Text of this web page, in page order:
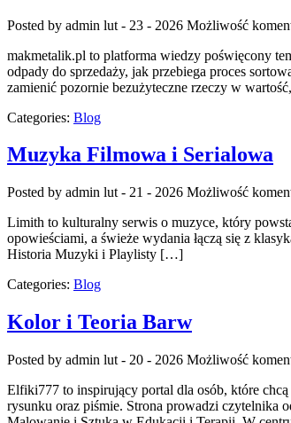
Posted by admin lut - 23 - 2026 Możliwość
makmetalik.pl to platforma wiedzy poświęcony
odpady do sprzedaży, jak przebiega proces
zamienić pozornie bezużyteczne rzeczy w
Categories: Blog
Muzyka Filmowa i Serialowa
Posted by admin lut - 21 - 2026 Możliwość
Limith to kulturalny serwis o muzyce, który
opowieściami, a świeże wydania łączą się z
Historia Muzyki i Playlisty […]
Categories: Blog
Kolor i Teoria Barw
Posted by admin lut - 20 - 2026 Możliwość
Elfiki777 to inspirujący portal dla osób, które
rysunku oraz piśmie. Strona prowadzi czytelnika